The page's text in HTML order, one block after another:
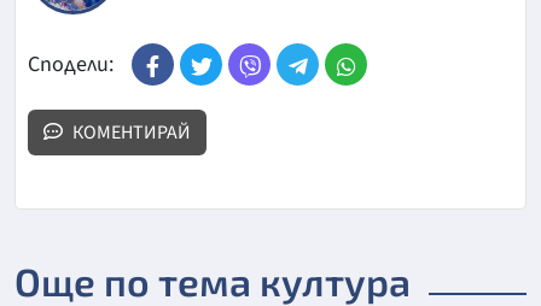
Сподели:
КОМЕНТИРАЙ
Още по тема култура